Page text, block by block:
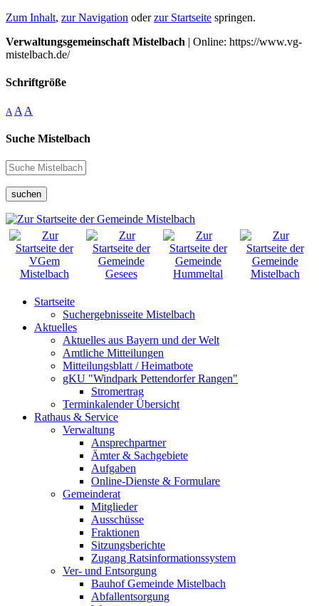
Zum Inhalt, zur Navigation oderzur Startseite springen.
Verwaltungsgemeinschaft Mistelbach | Online: https://www.vg-
mistelbach.de/
Schriftgröße
A A A
Suche Mistelbach
suchen
Startseite
Suchergebnisseite Mistelbach
Aktuelles
Aktuelles aus Bayern und der Welt
Amtliche Mitteilungen
Mitteilungsblatt / Heimatbote
gKU "Windpark Pettendorfer Rangen"
Stromertrag
Terminkalender Übersicht
Rathaus & Service
Verwaltung
Ansprechpartner
Ämter & Sachgebiete
Aufgaben
Online-Dienste & Formulare
Gemeinderat
Mitglieder
Ausschüsse
Fraktionen
Sitzungsberichte
Zugang Ratsinformationssystem
Ver- und Entsorgung
Bauhof Gemeinde Mistelbach
Abfallentsorgung